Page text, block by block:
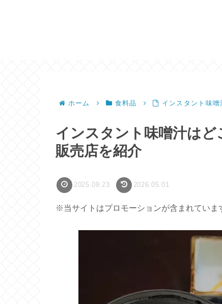
ホーム 食料品 インスタント味
インスタント味噌汁はど
販売店を紹介
2025.09.23 2026.05.01
※当サイトはプロモーションが含まれていま